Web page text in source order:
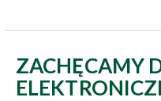
ZACHĘCAMY